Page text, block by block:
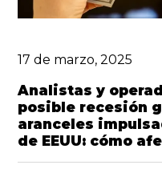
17 de marzo, 2025
Analistas y
posible recesión
aranceles
de EEUU: cómo